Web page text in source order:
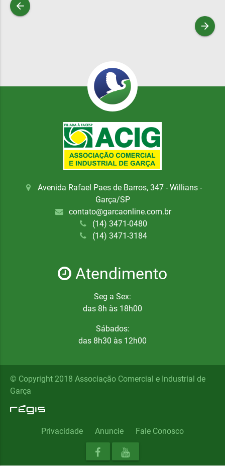
arrow_back
arrow_forward
Avenida Rafael Paes de Barros, 347 - Willians -
Garça/SP
contato@garcaonline.com.br
(14) 3471-0480
(14) 3471-3184
Atendimento
Seg a Sex:
das 8h às 18h00
Sábados:
das 8h30 às 12h00
© Copyright 2018 Associação Comercial e Industrial de
Garça
Privacidade Anuncie Fale Conosco